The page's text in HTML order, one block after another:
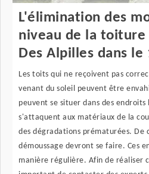
L'élimination des
niveau de la toiture
Des Alpilles dans le
Les toits qui ne reçoivent pas
venant du soleil peuvent être
peuvent se situer dans des endroits
s'attaquent aux matériaux de la
des dégradations prématurées. De
démoussage devront se faire. Ces
manière régulière. Afin de réaliser